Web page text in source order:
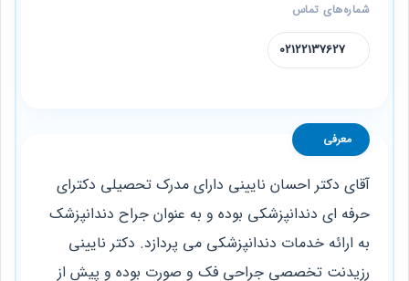
شماره‌های تماس
02122137627
معرفی
آقای دکتر احسان نایینی دارای مدرک تحصیلی دکترای
حرفه ‌ای دندانپزشکی بوده و به عنوان جراح دندانپزشک
به ارائه خدمات دندانپزشکی می ‌پردازد. دکتر نایینی
رزیدنت تخصصی جراحی فک و صورت بوده و پیش از